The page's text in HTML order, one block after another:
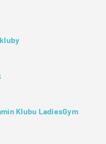
Klubu LadiesGym